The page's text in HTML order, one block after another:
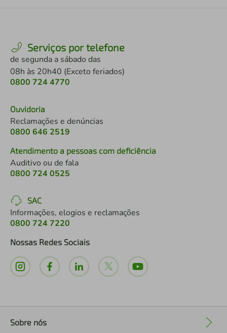
Serviços por telefone
de segunda a sábado das
08h às 20h40 (Exceto feriados)
0800 724 4770
Ouvidoria
Reclamações e denúncias
0800 646 2519
Atendimento a pessoas com deficiência
Auditivo ou de fala
0800 724 0525
SAC
Informações, elogios e reclamações
0800 724 7220
Nossas Redes Sociais
Sobre nós